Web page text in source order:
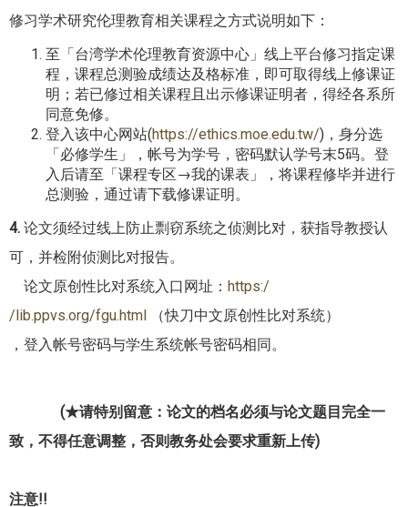
修习学术研究伦理教育相关课程之方式说明如下：
至「台湾学术伦理教育资源中心」线上平台修习指定课
程，课程总测验成绩达及格标准，即可取得线上修课证
明；若已修过相关课程 且出示修课证明者，得经各系所
同意免修。
登入该中心网站(https://ethics.moe.edu.tw/)，身分选
「必修学生」，帐号为学号，密码默认学号末5码。登
入后请至「课程专区→我的课表」，将课程修毕并进行
总测验，通过请下载修课证明。
4. 论文须经过线上防止剽窃系统之侦测比对，获指导教授认
可，并检附侦测比对报告。
论文原创性比对系统入口网址： https:/
/lib.ppvs.org/fgu.html
（快刀中文原创性比对系统）
，登入帐号密码与学生系统帐号密码相同。
(★请特别留意：论文的档名必须与论文题目完全一
致，不得任意调整，否则教务处会要求重新上传)
注意!!